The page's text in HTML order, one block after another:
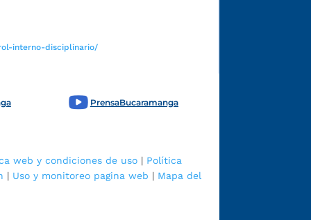
interno-disciplinario/
PrensaBucaramanga
web y condiciones de uso | Política
| Uso y monitoreo pagina web | Mapa del